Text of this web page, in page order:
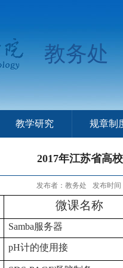
教务处
教学研究 规章制
2017年江苏省高
发布者：教务处 发布时
微课名称
Samba服务器
pH计的使用接